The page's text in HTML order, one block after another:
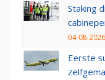
Staking
04-08-
Eerste